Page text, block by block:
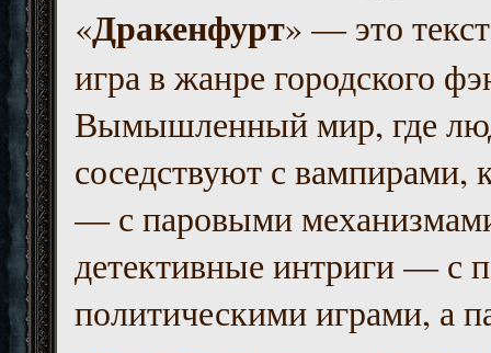
«Дракенфурт» — это
игра в жанре городского
Вымышленный мир, где
соседствуют с вампирами,
— с паровыми
детективные интриги — с
политическими играми, а